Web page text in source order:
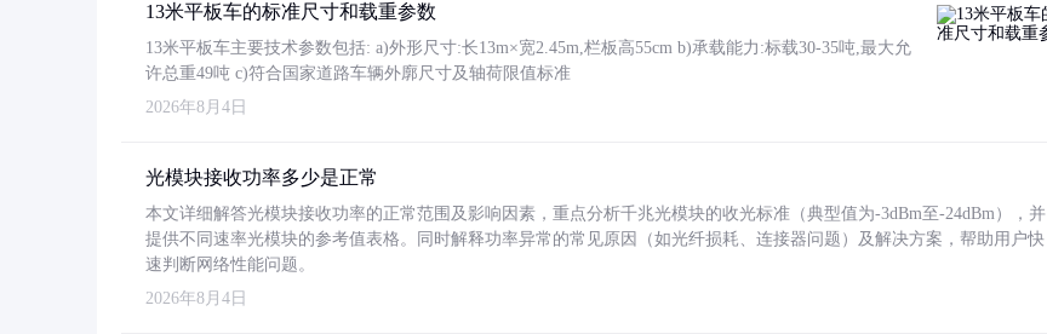
13米平板车的标准尺寸和载重参数
13米平板车主要技术参数包括: a)外形尺寸:长13m×宽2.45m,栏板高55cm b)承载能力:标载30-35吨,最大允
许总重49吨 c)符合国家道路车辆外廓尺寸及轴荷限值标准
2026年8月4日
光模块接收功率多少是正常
本文详细解答光模块接收功率的正常范围及影响因素，重点分析千兆光模块的收光标准（典型值为-3dBm至-24dBm），并
提供不同速率光模块的参考值表格。同时解释功率异常的常见原因（如光纤损耗、连接器问题）及解决方案，帮助用户快
速判断网络性能问题。
2026年8月4日